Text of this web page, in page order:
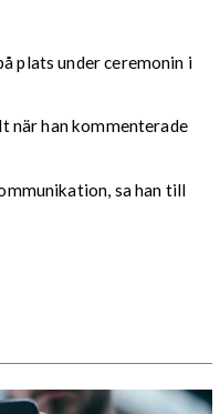
plats under ceremonin i
när han kommenterade
sa han till